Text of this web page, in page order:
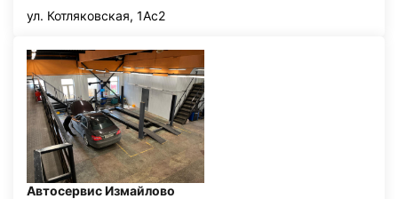
ул. Котляковская, 1Ас2
Автосервис Измайлово